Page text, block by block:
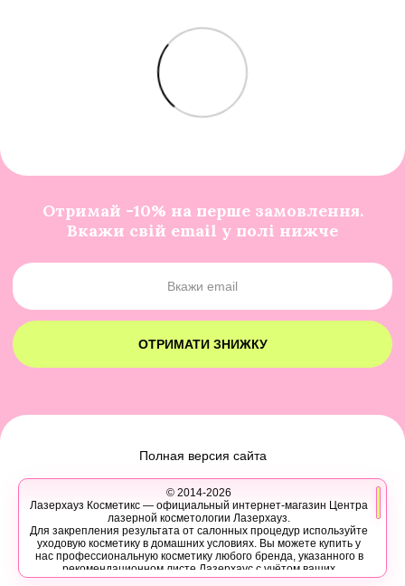
Отримай -10% на перше замовлення.
Вкажи свій email у полі нижче
ОТРИМАТИ ЗНИЖКУ
Полная версия сайта
© 2014-2026
Лазерхауз Косметикс — официальный интернет-магазин Центра
лазерной косметологии Лазерхауз.
Для закрепления результата от салонных процедур используйте
уходовую косметику в домашних условиях. Вы можете купить у
нас профессиональную косметику любого бренда, указанного в
рекомендационном листе Лазерхаус с учётом ваших